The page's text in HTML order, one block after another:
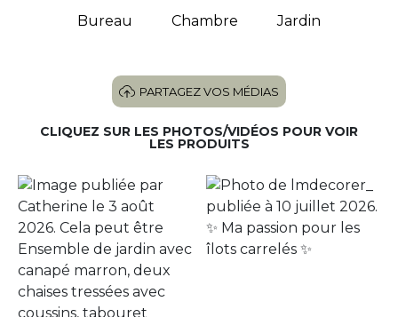
Bureau Chambre Jardin
PARTAGEZ VOS MÉDIAS
CLIQUEZ SUR LES PHOTOS/VIDÉOS POUR VOIR
LES PRODUITS